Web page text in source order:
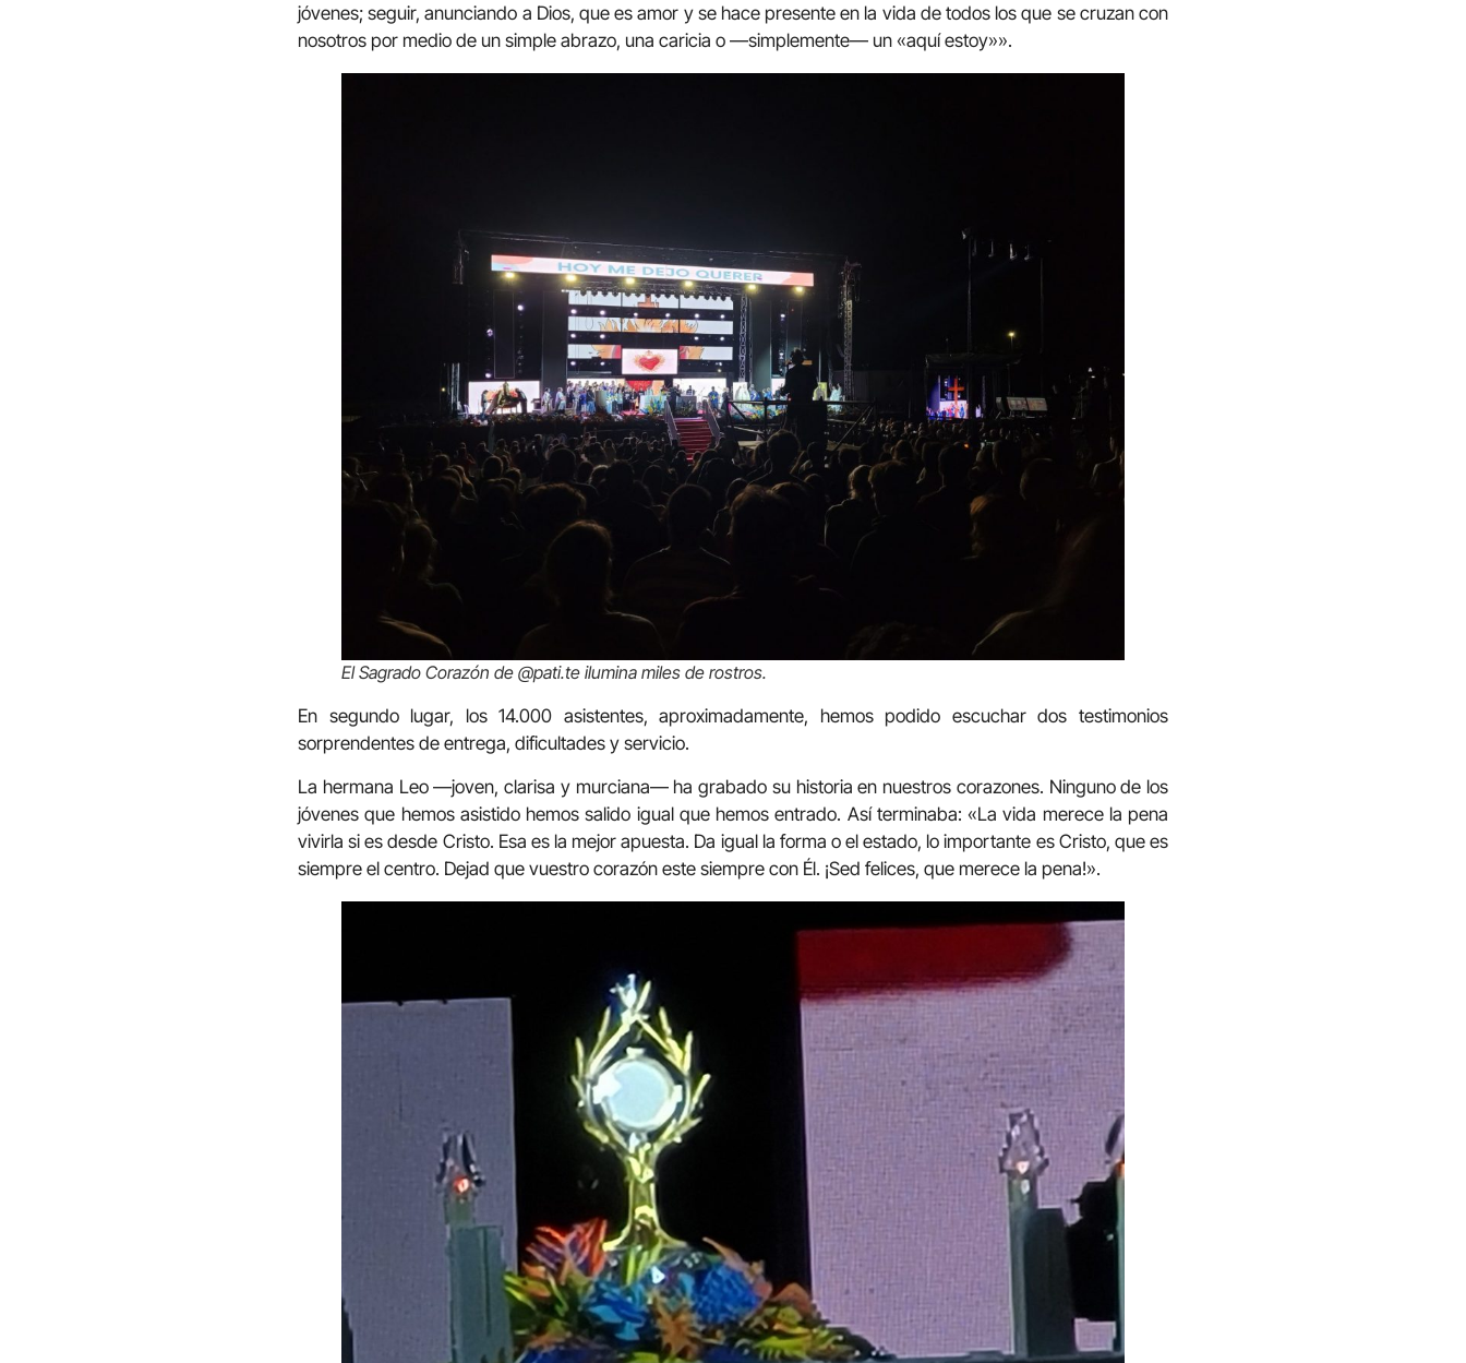
jóvenes; seguir, anunciando a Dios, que es amor y se hace presente en la vida de todos los que se cruzan con
nosotros por medio de un simple abrazo, una caricia o —simplemente— un «aquí estoy»».
El Sagrado Corazón de @pati.te ilumina miles de rostros.
En segundo lugar, los 14.000 asistentes, aproximadamente, hemos podido escuchar dos testimonios
sorprendentes de entrega, dificultades y servicio.
La hermana Leo —joven, clarisa y murciana— ha grabado su historia en nuestros corazones. Ninguno de los
jóvenes que hemos asistido hemos salido igual que hemos entrado. Así terminaba: «La vida merece la pena
vivirla si es desde Cristo. Esa es la mejor apuesta. Da igual la forma o el estado, lo importante es Cristo, que es
siempre el centro. Dejad que vuestro corazón este siempre con Él. ¡Sed felices, que merece la pena!».